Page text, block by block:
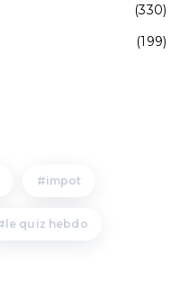
(330)
(199)
impot
le quiz hebdo